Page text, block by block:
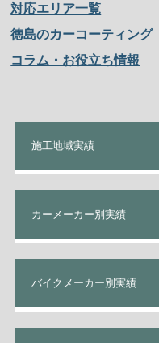
対応エリア一覧
徳島のカーコーティング
コラム・お役立ち情報
施工地域実績
カーメーカー別実績
バイクメーカー別実績